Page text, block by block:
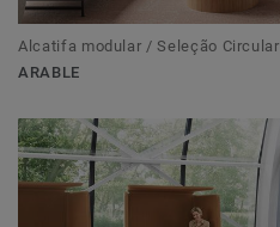
Alcatifa modular / Seleção Circular
ARABLE